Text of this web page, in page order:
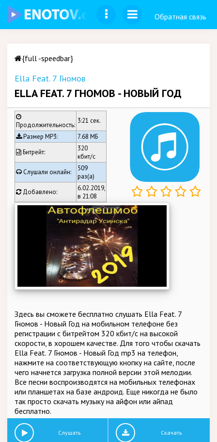
Обратная связь
{full -speedbar}
Ella Feat. 7 Гномов
ELLA FEAT. 7 ГНОМОВ - НОВЫЙ ГОД
Продолжительность:
3:21 сек.
Размер MP3:
7.68 МБ
Битрейт:
320
кбит/c
Слушали онлайн:
509
раз(а)
Добавлено:
6.02.2019,
в 21:08
Здесь вы сможете бесплатно слушать Ella Feat. 7
Гномов - Новый Год на мобильном телефоне без
регистрации с битрейтом 320 кбит/c на высокой
скорости, в хорошем качестве. Для того чтобы скачать
Ella Feat. 7 Гномов - Новый Год mp3 на телефон,
нажмите на соответствующую кнопку на сайте, после
чего начнется загрузка полной версии этой мелодии.
Все песни воспроизводятся на мобильных телефонах
или планшетах на базе андроид. Еще никогда не было
так просто скачать музыку на айфон или айпад
бесплатно.
Слушать Скачать